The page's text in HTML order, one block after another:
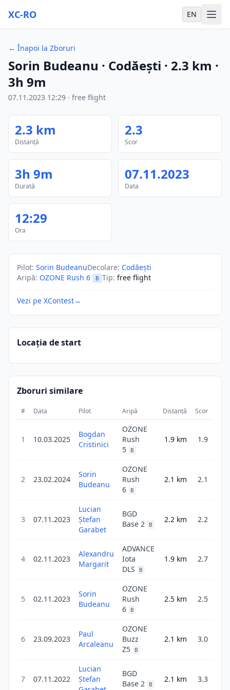
XC-RO EN
← Înapoi la Zboruri
Sorin Budeanu · Codăești · 2.3 km ·
3h 9m
07.11.2023 12:29 · free flight
2.3 km
Distanță
2.3
Scor
3h 9m
Durată
07.11.2023
Data
12:29
Ora
Pilot: Sorin BudeanuDecolare: Codăești
Aripă: OZONE Rush 6 B Tip: free flight
Vezi pe XContest→
Locația de start
Zboruri similare
# Data Pilot Aripă Distanță Scor
1 10.03.2025
Bogdan
Cristinici
OZONE
Rush
5
B
1.9 km 1.9
2 23.02.2024
Sorin
Budeanu
OZONE
Rush
6
B
2.1 km 2.1
3 07.11.2023
Lucian
Ștefan
Garabet
BGD
Base 2
B
2.2 km 2.2
4 02.11.2023
Alexandru
Margarit
ADVANCE
Iota
DLS
B
1.9 km 2.7
5 02.11.2023
Sorin
Budeanu
OZONE
Rush
6
B
2.5 km 2.5
6 23.09.2023
Paul
Arcaleanu
OZONE
Buzz
Z5
B
2.1 km 3.0
7 07.11.2022
Lucian
Ștefan
BGD
Base 2
B
2.1 km 3.3